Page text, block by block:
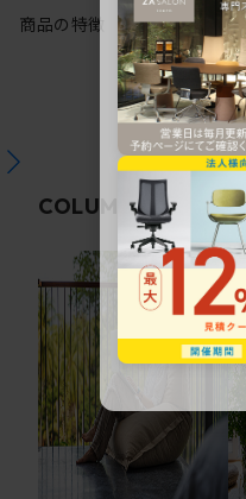
商品の特徴
COLUMN関連コラム